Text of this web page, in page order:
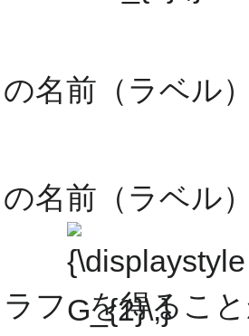
の名前（ラベル
の名前（ラベル
ラフ
{\displaystyle
G_{2}\,}
を得るこ